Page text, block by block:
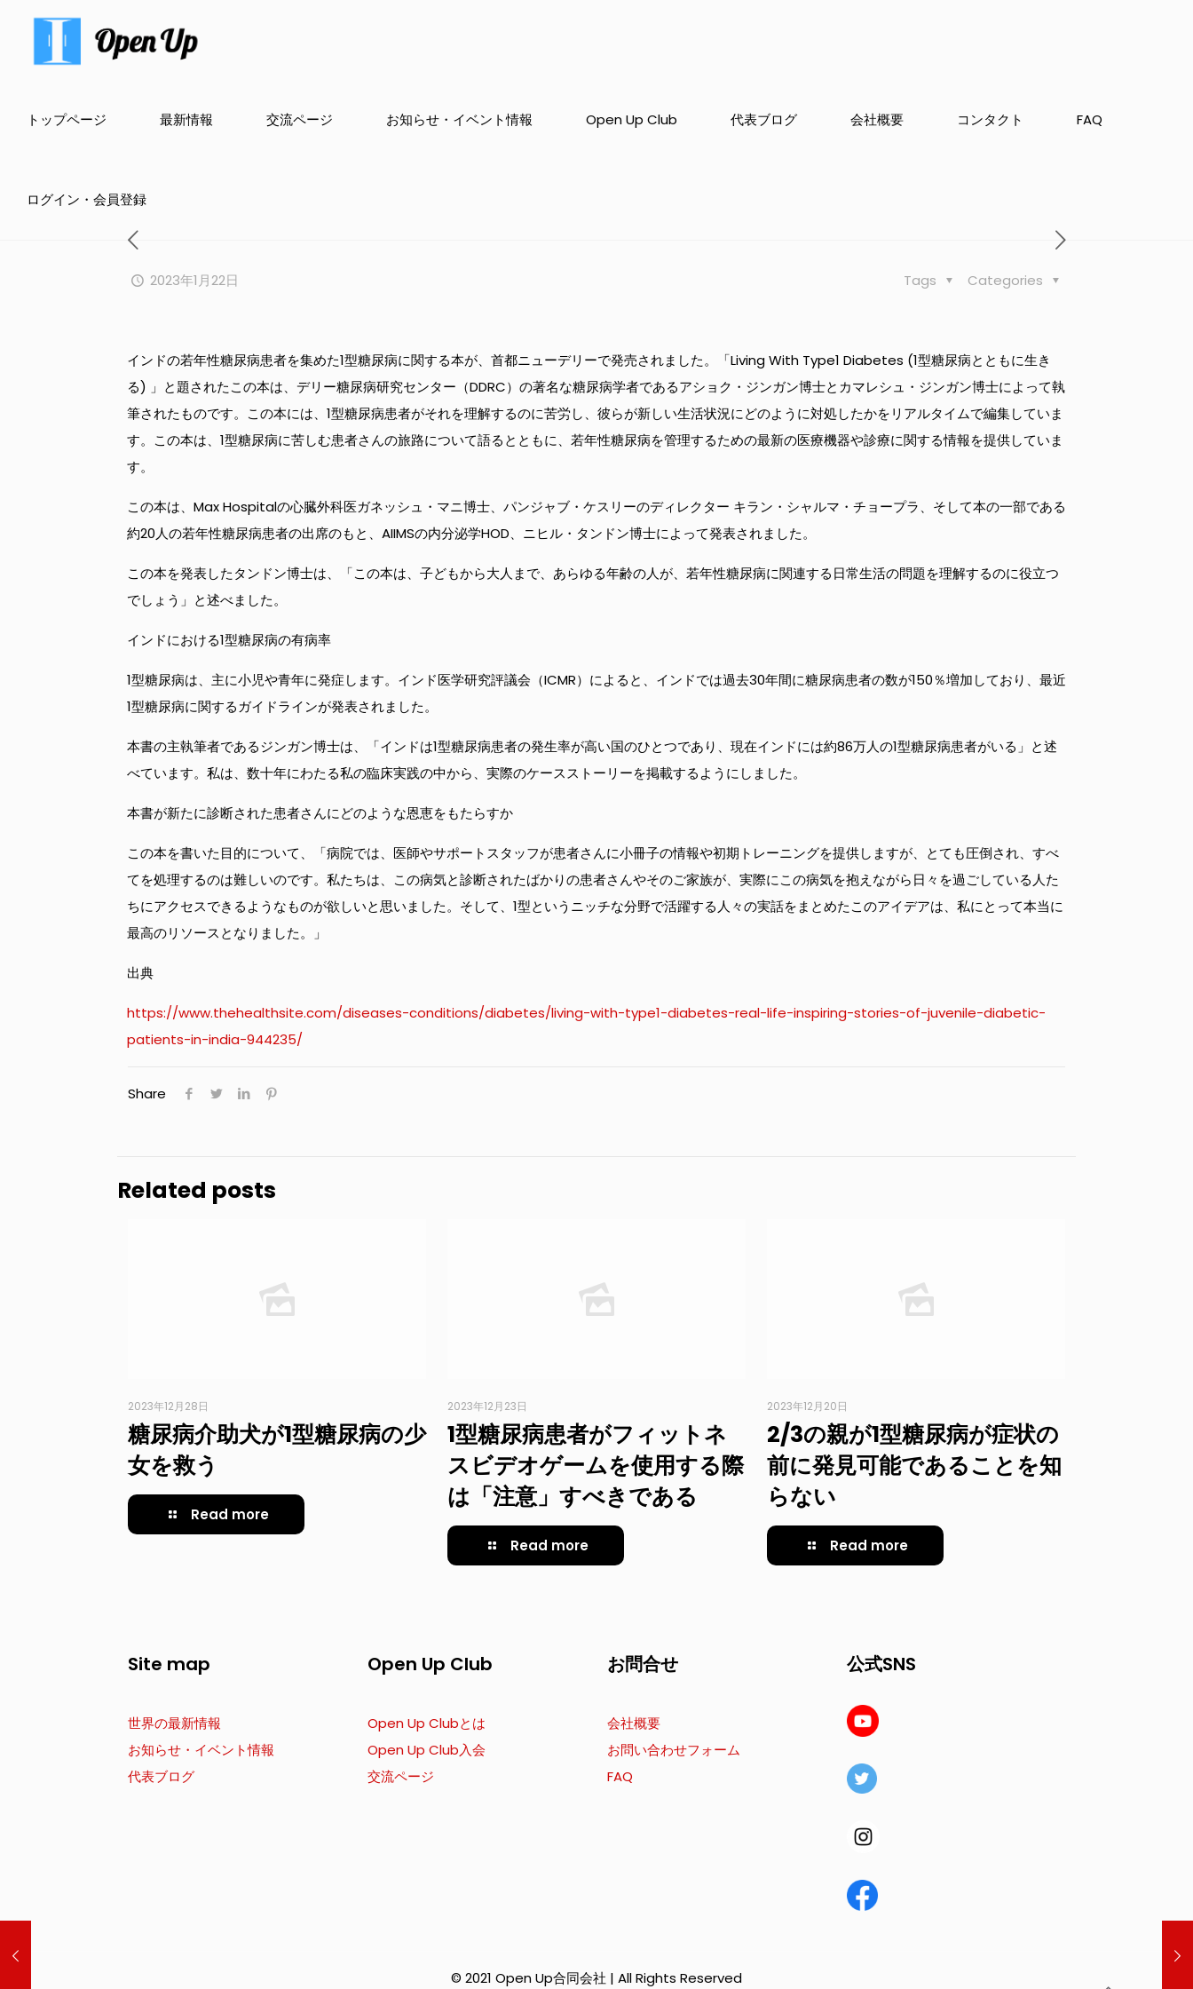
トップページ 最新情報 交流ページ お知らせ・イベント情報 Open Up Club 代表ブログ 会社概要 コンタクト FAQ
ログイン・会員登録
2023年1月22日 Categories
Tags
インドの若年性糖尿病患者を集めた1型糖尿病に関する本が、首都ニューデリーで発売されました。「Living With Type1 Diabetes (1型糖尿病とともに生き
る) 」と題されたこの本は、デリー糖尿病研究センター（DDRC）の著名な糖尿病学者であるアショク・ジンガン博士とカマレシュ・ジンガン博士によって執
筆されたものです。この本には、1型糖尿病患者がそれを理解するのに苦労し、彼らが新しい生活状況にどのように対処したかをリアルタイムで編集していま
す。この本は、1型糖尿病に苦しむ患者さんの旅路について語るとともに、若年性糖尿病を管理するための最新の医療機器や診療に関する情報を提供していま
す。
この本は、Max Hospitalの心臓外科医ガネッシュ・マニ博士、パンジャブ・ケスリーのディレクター キラン・シャルマ・チョープラ、そして本の一部である
約20人の若年性糖尿病患者の出席のもと、AIIMSの内分泌学HOD、ニヒル・タンドン博士によって発表されました。
この本を発表したタンドン博士は、「この本は、子どもから大人まで、あらゆる年齢の人が、若年性糖尿病に関連する日常生活の問題を理解するのに役立つ
でしょう」と述べました。
インドにおける1型糖尿病の有病率
1型糖尿病は、主に小児や青年に発症します。インド医学研究評議会（ICMR）によると、インドでは過去30年間に糖尿病患者の数が150％増加しており、最近
1型糖尿病に関するガイドラインが発表されました。
本書の主執筆者であるジンガン博士は、「インドは1型糖尿病患者の発生率が高い国のひとつであり、現在インドには約86万人の1型糖尿病患者がいる」と述
べています。私は、数十年にわたる私の臨床実践の中から、実際のケースストーリーを掲載するようにしました。
本書が新たに診断された患者さんにどのような恩恵をもたらすか
この本を書いた目的について、「病院では、医師やサポートスタッフが患者さんに小冊子の情報や初期トレーニングを提供しますが、とても圧倒され、すべ
てを処理するのは難しいのです。私たちは、この病気と診断されたばかりの患者さんやそのご家族が、実際にこの病気を抱えながら日々を過ごしている人た
ちにアクセスできるようなものが欲しいと思いました。そして、1型というニッチな分野で活躍する人々の実話をまとめたこのアイデアは、私にとって本当に
最高のリソースとなりました。」
出典
https://www.thehealthsite.com/diseases-conditions/diabetes/living-with-type1-diabetes-real-life-inspiring-stories-of-juvenile-diabetic-
patients-in-india-944235/
Share
Related posts
2023年12月28日
糖尿病介助犬が1型糖尿病の少
女を救う
Read more
2023年12月23日
1型糖尿病患者がフィットネ
スビデオゲームを使用する際
は「注意」すべきである
Read more
2023年12月20日
2/3の親が1型糖尿病が症状の
前に発見可能であることを知
らない
Read more
Site map
世界の最新情報
お知らせ・イベント情報
代表ブログ
Open Up Club
Open Up Clubとは
Open Up Club入会
交流ページ
お問合せ
会社概要
お問い合わせフォーム
FAQ
公式SNS
© 2021 Open Up合同会社 | All Rights Reserved